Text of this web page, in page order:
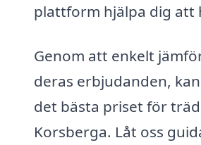
plattform hjälpa dig att
Genom att enkelt
deras erbjudanden,
det bästa priset för
Korsberga. Låt oss